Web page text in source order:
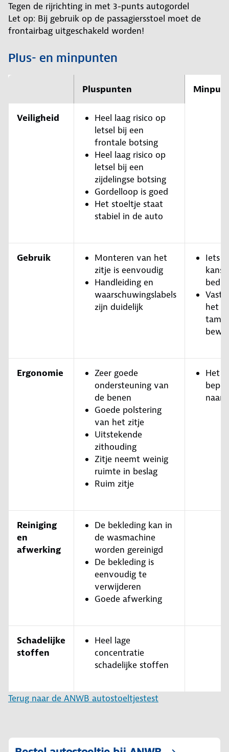
Tegen de rijrichting in met 3-punts autogordel
Let op: Bij gebruik op de passagiersstoel moet de
frontairbag uitgeschakeld worden!
Plus- en minpunten
Pluspunten
Veiligheid
Heel laag risico op
letsel bij een
frontale botsing
Heel laag risico op
letsel bij een
zijdelingse botsing
Gordelloop is goed
Het stoeltje staat
stabiel in de auto
Gebruik
Monteren van het
zitje is eenvoudig
Handleiding en
waarschuwingslabels
zijn duidelijk
Iets
kans
het
Ergonomie
Zeer goede
ondersteuning van
de benen
Goede polstering
van het zitje
Uitstekende
zithouding
Zitje neemt weinig
ruimte in beslag
Ruim zitje
Het
naar
Reiniging
en
afwerking
De bekleding kan in
de wasmachine
worden gereinigd
De bekleding is
eenvoudig te
verwijderen
Goede afwerking
Schadelijke
stoffen
Heel lage
concentratie
schadelijke stoffen
Terug naar de ANWB autostoeltjestest